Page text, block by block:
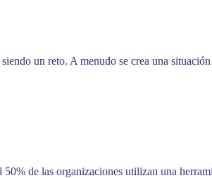
un reto. A menudo se crea una situación
50% de las organizaciones utilizan una